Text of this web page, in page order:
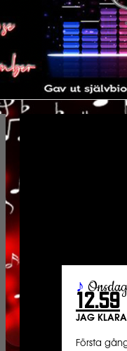
♪
12.59
JAG
Första